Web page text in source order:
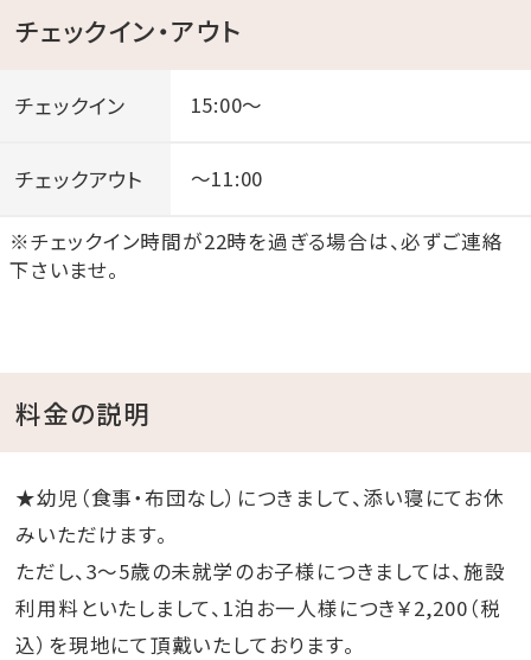
チェックイン・アウト
チェックイン 15:00～
チェックアウト ～11:00
※チェックイン時間が22時を過ぎる場合は、必ずご連絡
下さいませ。
料金の説明
★幼児（食事・布団なし）につきまして、添い寝にてお休
みいただけます。
ただし、3～5歳の未就学のお子様につきましては、施設
利用料といたしまして、1泊お一人様につき￥2,200（税
込）を現地にて頂戴いたしております。